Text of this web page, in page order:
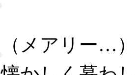
（メアリー…